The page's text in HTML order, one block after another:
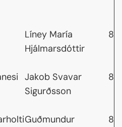
Líney María
Hjálmarsdóttir
Jakob Svavar
Sigurðsson
Guðmundur